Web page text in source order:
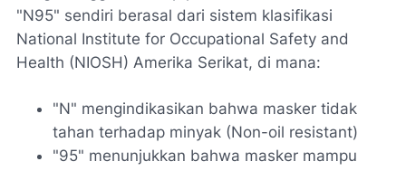
"N95" sendiri berasal dari sistem klasifikasi
National Institute for Occupational Safety and
Health (NIOSH) Amerika Serikat, di mana:
"N" mengindikasikan bahwa masker tidak
tahan terhadap minyak (Non-oil resistant)
"95" menunjukkan bahwa masker mampu